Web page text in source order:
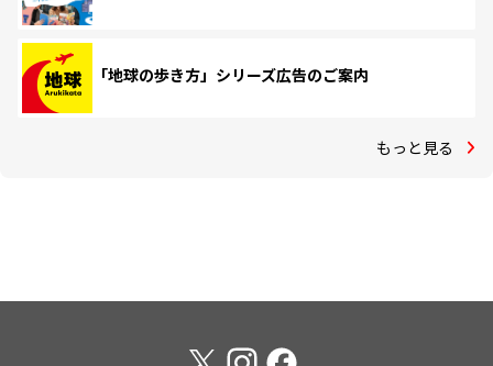
「地球の歩き方」シリーズ広告のご案内
もっと見る